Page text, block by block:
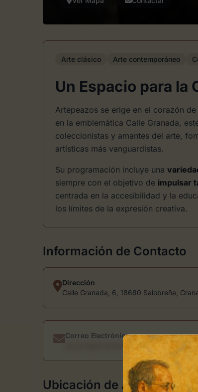
Arte clásico Arte contemporáneo
Un Espacio para la
Artepeazos se erige en el corazón
en la emblemática Calle Granada,
coleccionistas y amantes del arte,
artísticas más vanguardistas.
Su programación incluye una
siempre con el objetivo de impulsar
centrada en la accesibilidad y la
los límites de la expresión creativa.
Información de Contacto
Dirección
Calle Granada, 6, 18680 Salobreña,
Correo Electrónico
Ubicación de Artepeazos